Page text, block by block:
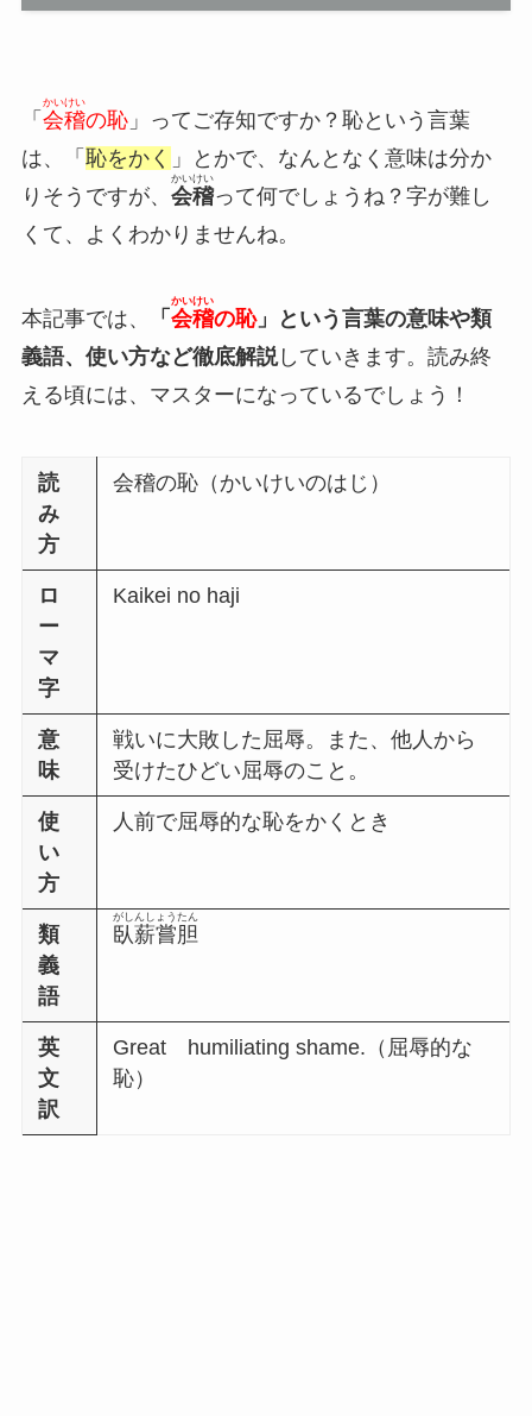
「 会稽
かいけい
の恥」ってご存知ですか？恥という言葉
は、「 恥をかく 」とかで、なんとなく意味は分か
りそうですが、 会稽
かいけい
って何でしょうね？字が難し
くて、よくわかりませんね。
本記事では、 「 会稽
かいけい
の恥」という言葉の意味や類
義語、使い方など徹底解説していきます。読み終
える頃には、マスターになっているでしょう！
読
み
方
会稽の恥（かいけいのはじ）
ロ
ー
マ
字
Kaikei no haji
意
味
戦いに大敗した屈辱。また、他人から
受けたひどい屈辱のこと。
使
い
方
人前で屈辱的な恥をかくとき
類
義
語
臥薪嘗胆
がしんしょうたん
英
文
訳
Great humiliating shame.（屈辱的な
恥）